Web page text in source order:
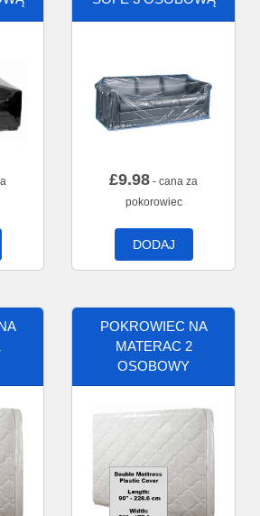
£9.98 - cana za
pokorowiec
DODAJ
POKROWIEC NA
MATERAC 2
OSOBOWY